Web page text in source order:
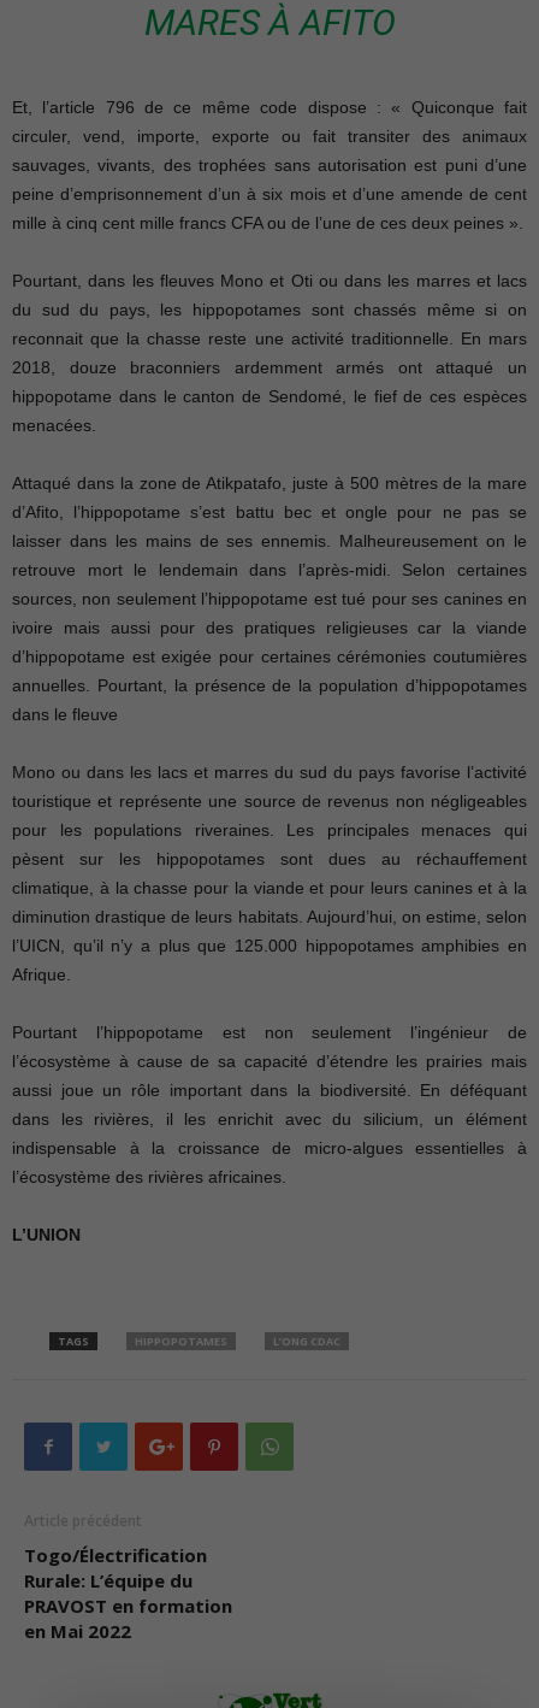
MARES À AFITO
Et, l’article 796 de ce même code dispose : « Quiconque fait
circuler, vend, importe, exporte ou fait transiter des animaux
sauvages, vivants, des trophées sans autorisation est puni d’une
peine d’emprisonnement d’un à six mois et d’une amende de cent
mille à cinq cent mille francs CFA ou de l’une de ces deux peines ».
Pourtant, dans les fleuves Mono et Oti ou dans les marres et lacs
du sud du pays, les hippopotames sont chassés même si on
reconnait que la chasse reste une activité traditionnelle. En mars
2018, douze braconniers ardemment armés ont attaqué un
hippopotame dans le canton de Sendomé, le fief de ces espèces
menacées.
Attaqué dans la zone de Atikpatafo, juste à 500 mètres de la mare
d’Afito, l’hippopotame s’est battu bec et ongle pour ne pas se
laisser dans les mains de ses ennemis. Malheureusement on le
retrouve mort le lendemain dans l’après-midi. Selon certaines
sources, non seulement l’hippopotame est tué pour ses canines en
ivoire mais aussi pour des pratiques religieuses car la viande
d’hippopotame est exigée pour certaines cérémonies coutumières
annuelles. Pourtant, la présence de la population d’hippopotames
dans le fleuve
Mono ou dans les lacs et marres du sud du pays favorise l’activité
touristique et représente une source de revenus non négligeables
pour les populations riveraines. Les principales menaces qui
pèsent sur les hippopotames sont dues au réchauffement
climatique, à la chasse pour la viande et pour leurs canines et à la
diminution drastique de leurs habitats. Aujourd’hui, on estime, selon
l’UICN, qu’il n’y a plus que 125.000 hippopotames amphibies en
Afrique.
Pourtant l’hippopotame est non seulement l’ingénieur de
l’écosystème à cause de sa capacité d’étendre les prairies mais
aussi joue un rôle important dans la biodiversité. En déféquant
dans les rivières, il les enrichit avec du silicium, un élément
indispensable à la croissance de micro-algues essentielles à
l’écosystème des rivières africaines.
L’UNION
TAGS HIPPOPOTAMES L’ONG CDAC
Article précédent
Togo/Électrification
Rurale: L’équipe du
PRAVOST en formation
en Mai 2022